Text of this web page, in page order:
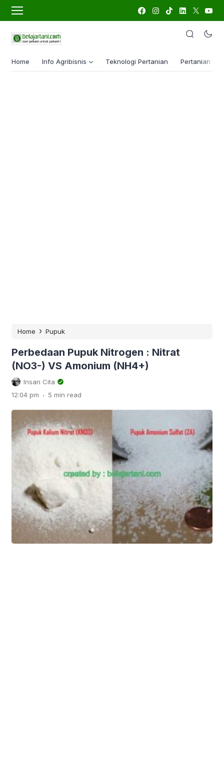
Home Info Agribisnis Teknologi Pertanian Pertanian
Home › Pupuk
Perbedaan Pupuk Nitrogen : Nitrat
(NO3-) VS Amonium (NH4+)
Insan Cita
12:04 pm . 5 min read